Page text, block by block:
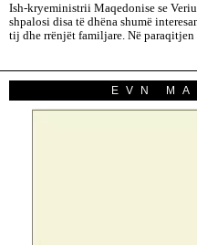
Ish-kryeministrii Maqedonise se
shpalosi disa të dhëna shumë
tij dhe rrënjët familjare. Në
EVN